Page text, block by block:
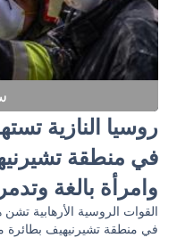
روسيا النازية
في منطقة
وامرأة بالغة
القوات الروسية الأرهابية
في منطقة تشيرنيهيف بطائرة